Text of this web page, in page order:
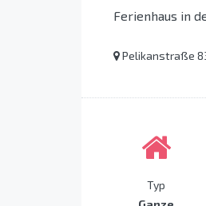
Ferienhaus in
Pelikanstraße
Typ